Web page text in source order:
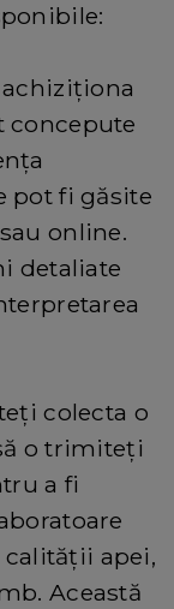
achiziționa
concepute
pot fi găsite
online.
detaliate
colecta o
o trimiteți
a fi
calității apei,
Această